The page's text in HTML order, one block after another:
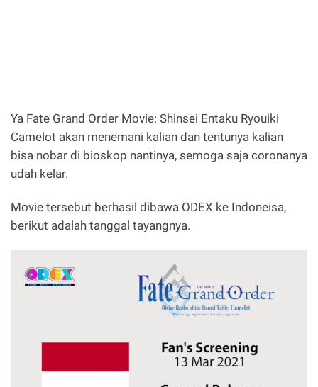
Ya Fate Grand Order Movie: Shinsei Entaku Ryouiki
Camelot akan menemani kalian dan tentunya kalian
bisa nobar di bioskop nantinya, semoga saja coronanya
udah kelar.
Movie tersebut berhasil dibawa ODEX ke Indoneisa,
berikut adalah tanggal tayangnya.